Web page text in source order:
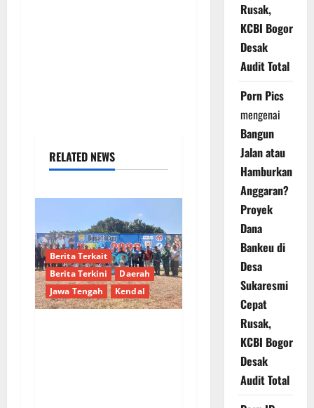
RELATED NEWS
Berita Terkait
Berita Terkini
Daerah
Jawa Tengah
Kendal
Rusak,
KCBI Bogor
Desak
Audit Total
Porn Pics
mengenai
Bangun
Jalan atau
Hamburkan
Anggaran?
Proyek
Dana
Bankeu di
Desa
Sukaresmi
Cepat
Rusak,
KCBI Bogor
Desak
Audit Total